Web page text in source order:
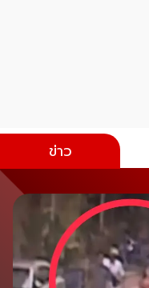
ข่าว